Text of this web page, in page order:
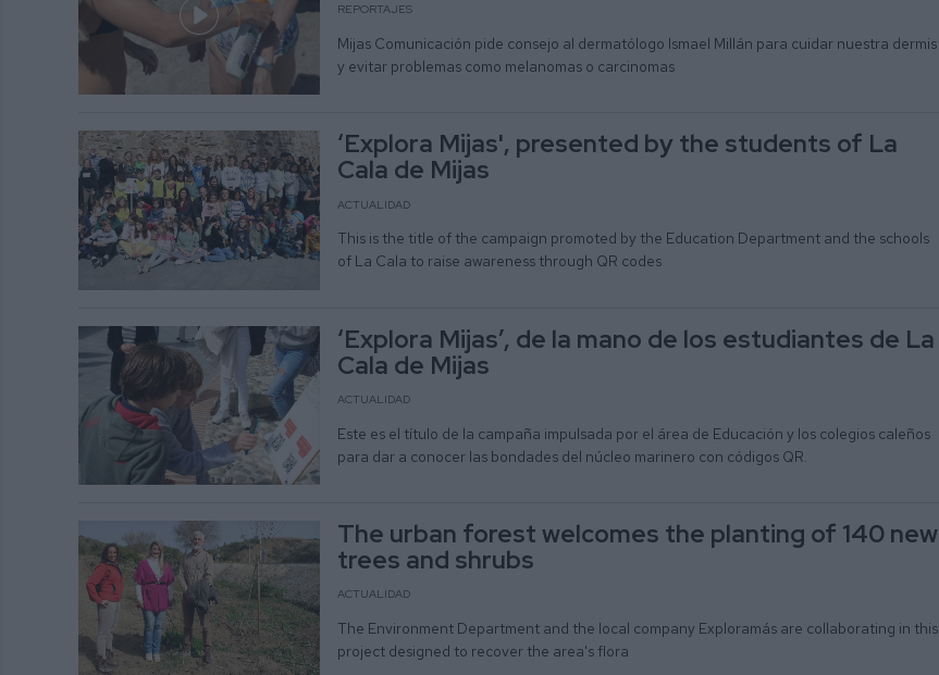
REPORTAJES
Mijas Comunicación pide consejo al dermatólogo Ismael Millán para cuidar nuestra dermis
y evitar problemas como melanomas o carcinomas
‘Explora Mijas', presented by the students of La
Cala de Mijas
ACTUALIDAD
This is the title of the campaign promoted by the Education Department and the schools
of La Cala to raise awareness through QR codes
‘Explora Mijas’, de la mano de los estudiantes de La
Cala de Mijas
ACTUALIDAD
Este es el título de la campaña impulsada por el área de Educación y los colegios caleños
para dar a conocer las bondades del núcleo marinero con códigos QR.
The urban forest welcomes the planting of 140 new
trees and shrubs
ACTUALIDAD
The Environment Department and the local company Exploramás are collaborating in this
project designed to recover the area's flora